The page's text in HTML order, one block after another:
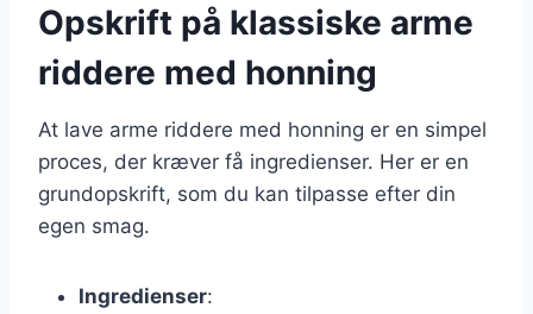
Opskrift på klassiske arme
riddere med honning
At lave arme riddere med honning er en simpel
proces, der kræver få ingredienser. Her er en
grundopskrift, som du kan tilpasse efter din
egen smag.
Ingredienser: